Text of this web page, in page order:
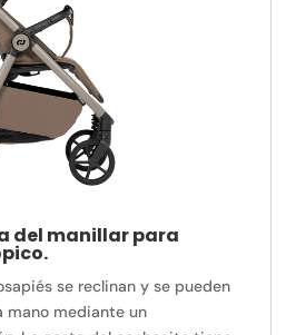
del manillar para
se reclinan y se pueden
mano mediante un